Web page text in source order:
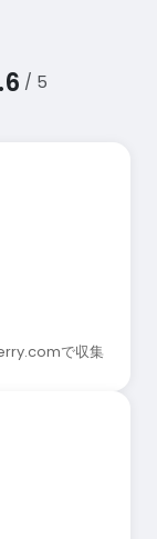
/ 5
で収集